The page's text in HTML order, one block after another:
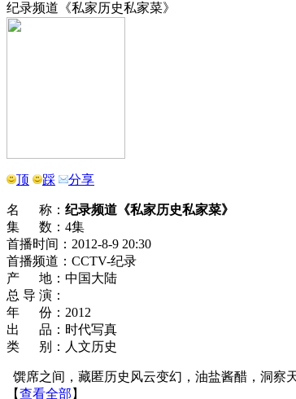
纪录频道《私家历史私家菜》
顶 踩 分享
名 称： 纪录频道《私家历史私家菜》
集 数：4集
首播时间：2012-8-9 20:30
首播频道：CCTV-纪录
产 地：中国大陆
总 导 演：
年 份：2012
出 品：时代写真
类 别：人文历史
馔席之间，藏匿历史风云变幻，油盐酱醋，洞察
【查看全部 】